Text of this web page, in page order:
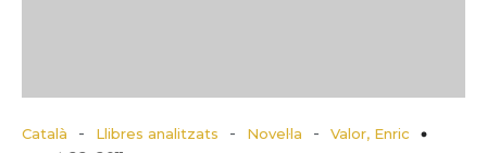
Català - Llibres analitzats - Novel·la -
Valor, Enric